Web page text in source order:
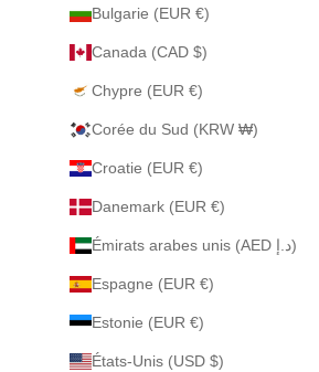
Bulgarie (EUR €)
Canada (CAD $)
Chypre (EUR €)
Corée du Sud (KRW ₩)
Croatie (EUR €)
Danemark (EUR €)
Émirats arabes unis (AED د.إ)
Espagne (EUR €)
Estonie (EUR €)
États-Unis (USD $)